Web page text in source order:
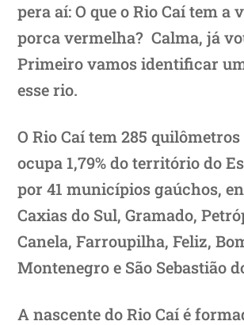
pera aí: O que o Rio Caí tem a
porca vermelha? Calma, já
Primeiro vamos identificar
esse rio.
O Rio Caí tem 285
ocupa 1,79% do território do
por 41 municípios gaúchos,
Caxias do Sul, Gramado,
Canela, Farroupilha, Feliz,
Montenegro e São Sebastião
A nascente do Rio Caí é